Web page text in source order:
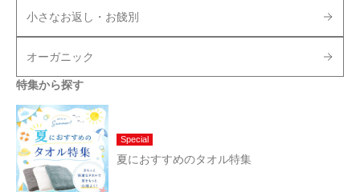
小さなお返し・お餞別
オーガニック
特集から探す
Special
夏におすすめのタオル特集